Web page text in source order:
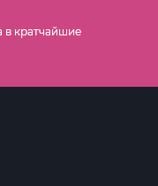
в кратчайшие